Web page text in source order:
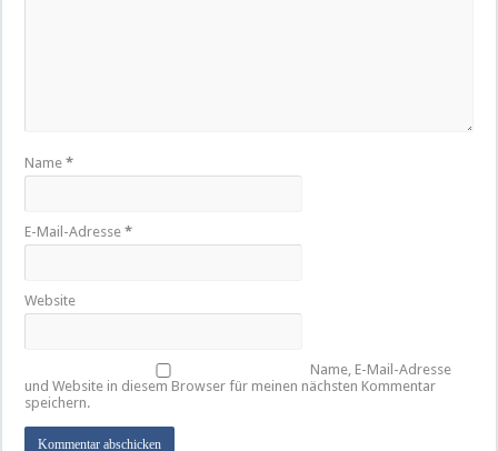
Name*
E-Mail-Adresse*
Website
Name, E-Mail-Adresse
und Website in diesem Browser für meinen nächsten Kommentar
speichern.